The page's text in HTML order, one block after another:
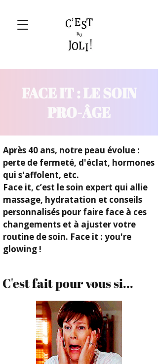
FACE IT : LE SOIN
PRO-ÂGE
Après 40 ans, notre peau évolue :
perte de fermeté, d'éclat, hormones
qui s'affolent, etc.
Face it, c’est le soin expert qui allie
massage, hydratation et conseils
personnalisés pour faire face à ces
changements et à ajuster votre
routine de soin. Face it : you're
glowing !
C'est fait pour vous si...